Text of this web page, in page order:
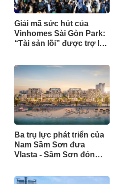
Giải mã sức hút của
Vinhomes Sài Gòn Park:
“Tài sản lõi” được trợ lực
Ba trụ lực phát triển của
Nam Sầm Sơn đưa
Vlasta - Sầm Sơn đón